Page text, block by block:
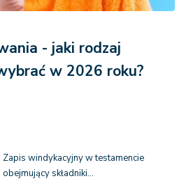
- jaki rodzaj
w 2026 roku?
Zapis windykacyjny w testamencie
obejmujący składniki…